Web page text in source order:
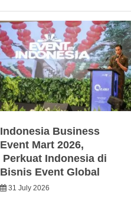
Indonesia Business
Event Mart 2026,
Perkuat Indonesia di
Bisnis Event Global
31 July 2026